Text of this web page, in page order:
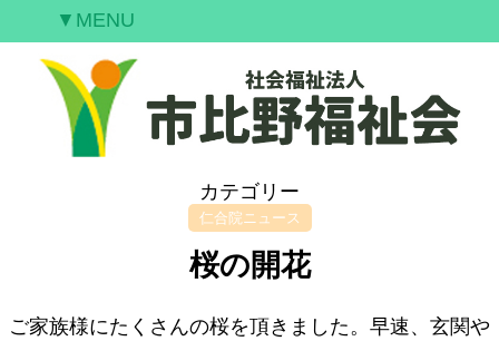
▼MENU
私たちの願い
事業案内
空室情報
研修案内
お問合せ
カテゴリー
仁合院ニュース
桜の開花
ご家族様にたくさんの桜を頂きました。早速、玄関や